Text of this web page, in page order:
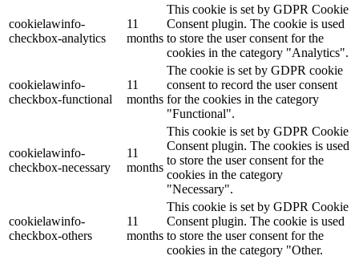
cookielawinfo-
checkbox-analytics
11
months
This cookie is set by GDPR Cookie
Consent plugin. The cookie is used
to store the user consent for the
cookies in the category "Analytics".
cookielawinfo-
checkbox-functional
11
months
The cookie is set by GDPR cookie
consent to record the user consent
for the cookies in the category
"Functional".
cookielawinfo-
checkbox-necessary
11
months
This cookie is set by GDPR Cookie
Consent plugin. The cookies is used
to store the user consent for the
cookies in the category
"Necessary".
cookielawinfo-
checkbox-others
11
months
This cookie is set by GDPR Cookie
Consent plugin. The cookie is used
to store the user consent for the
cookies in the category "Other.